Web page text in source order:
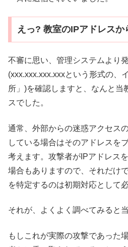
えっ? 教室のIPアドレス
不審に思い、管理システムより
(xxx.xxx.xxx.xxxという形式の、
所」)を確認しますと、なんと当
スでした。
通常、外部からの迷惑アクセス
している場合はそのアドレスを
考えます。攻撃者がIPアドレス
場合もありますので、それだけ
を特定するのは初期対応として
それが、よくよく調べてみると
もしこれが実際の攻撃であった